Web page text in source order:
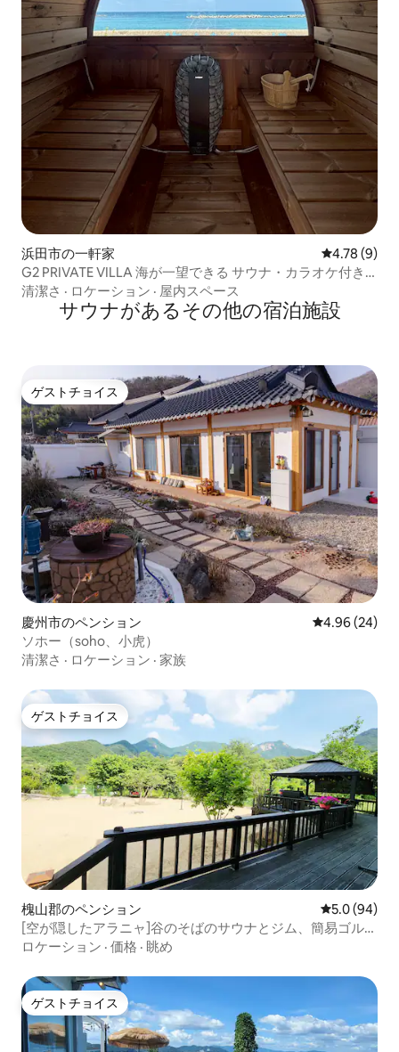
浜田市の一軒家 レビュー9
4.78 (9)
G2 PRIVATE VILLA 海が一望できる サウナ・カラオケ付き
の一棟貸切
清潔さ · ロケーション · 屋内スペース
サウナがあるその他の宿泊施設
ゲストチョイス
ゲストチョイス
慶州市のペンション レビュー24
4.96 (24)
ソホー（soho、小虎）
清潔さ · ロケーション · 家族
ゲストチョイス
ゲストチョイス
槐山郡のペンション レビュー94
5.0 (94)
[空が隠したアラニャ]谷のそばのサウナとジム、簡易ゴルフ
場、プールがある癒しの田舎の家
ロケーション · 価格 · 眺め
ゲストチョイス
ゲストチョイス